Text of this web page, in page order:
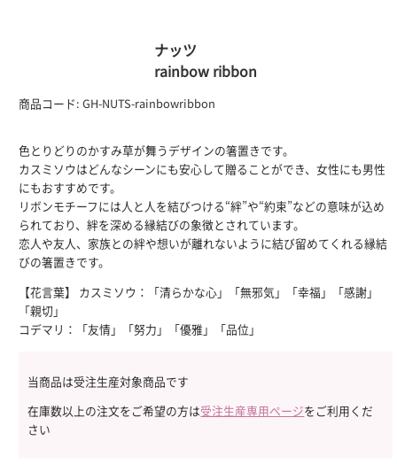
ナッツ
rainbow ribbon
商品コード:GH-NUTS-rainbowribbon
色とりどりのかすみ草が舞うデザインの箸置きです。
カスミソウはどんなシーンにも安心して贈ることができ、女性にも男性
にもおすすめです。
リボンモチーフには人と人を結びつける“絆”や“約束”などの意味が込め
られており、絆を深める縁結びの象徴とされています。
恋人や友人、家族との絆や想いが離れないように結び留めてくれる縁結
びの箸置きです。
【花言葉】 カスミソウ：「清らかな心」「無邪気」「幸福」「感謝」
「親切」
コデマリ：「友情」「努力」「優雅」「品位」
当商品は受注生産対象商品です
在庫数以上の注文をご希望の方は受注生産専用ページをご利用くだ
さい